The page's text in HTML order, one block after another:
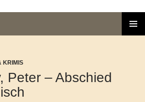
KRIMIS
Peter – Abschied